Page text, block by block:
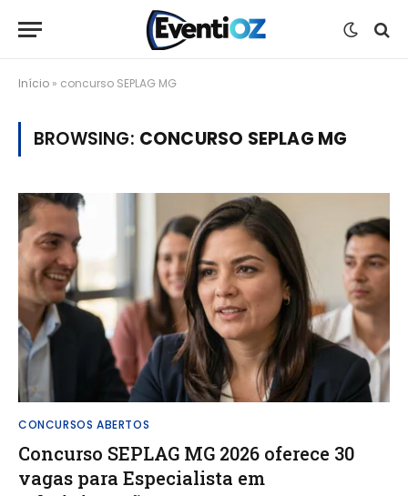
Início » concurso SEPLAG MG
BROWSING: CONCURSO SEPLAG MG
CONCURSOS ABERTOS
Concurso SEPLAG MG 2026 oferece 30
vagas para Especialista em